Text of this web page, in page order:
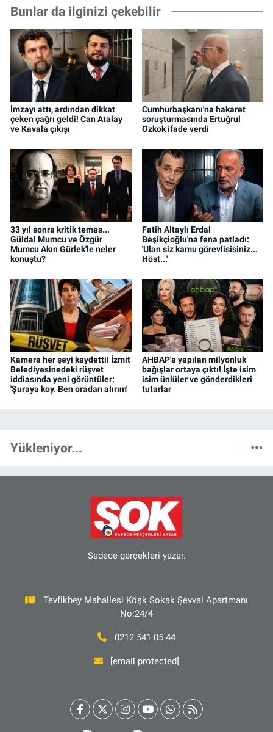
Bunlar da ilginizi çekebilir
İmzayı attı, ardından dikkat
çeken çağrı geldi! Can Atalay
ve Kavala çıkışı
Cumhurbaşkanı'na hakaret
soruşturmasında Ertuğrul
Özkök ifade verdi
33 yıl sonra kritik temas...
Güldal Mumcu ve Özgür
Mumcu Akın Gürlek'le neler
konuştu?
Fatih Altaylı Erdal
Beşikçioğlu'na fena patladı:
'Ulan siz kamu görevlisisiniz...
Höst...'
Kamera her şeyi kaydetti! İzmit
Belediyesinedeki rüşvet
iddiasında yeni görüntüler:
'Şuraya koy. Ben oradan alırım'
AHBAP'a yapılan milyonluk
bağışlar ortaya çıktı! İşte isim
isim ünlüler ve gönderdikleri
tutarlar
Yükleniyor...
Sadece gerçekleri yazar.
Tevfikbey Mahallesi Köşk Sokak Şevval Apartmanı
No:24/4
0212 541 05 44
[email protected]